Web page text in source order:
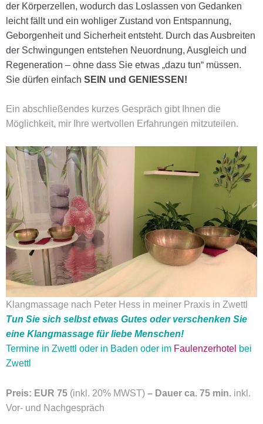
der Körperzellen, wodurch das Loslassen von Gedanken
leicht fällt und ein wohliger Zustand von Entspannung,
Geborgenheit und Sicherheit entsteht. Durch das Ausbreiten
der Schwingungen entstehen Neuordnung, Ausgleich und
Regeneration – ohne dass Sie etwas „dazu tun“ müssen.
Sie dürfen einfach SEIN und GENIESSEN!
Ein abschließendes kurzes Gespräch gibt Ihnen die
Möglichkeit, mir Ihre wertvollen Erfahrungen mitzuteilen.
Klangmassage nach Peter Hess in meiner Praxis in Zwettl
Tun Sie sich selbst etwas Gutes oder verschenken Sie
eine Klangmassage für liebe Menschen!
Termine in Zwettl oder in Baden oder im Faulenzerhotel bei
Zwettl
Preis: EUR 75 (inkl. 20% MWST) – Dauer ca. 75 min. inkl.
Vor- und Nachgespräch